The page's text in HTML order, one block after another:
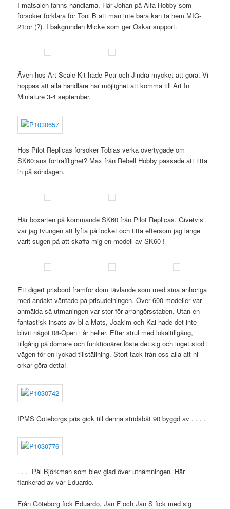
I matsalen fanns handlarna. Här Johan på Alfa Hobby som
försöker förklara för Toni B att man inte bara kan ta hem MIG-
21:or (?). I bakgrunden Micke som ger Oskar support.
Även hos Art Scale Kit hade Petr och Jindra mycket att göra. Vi
hoppas att alla handlare har möjlighet att komma till Art In
Miniature 3-4 september.
Hos Pilot Replicas försöker Tobias verka övertygade om
SK60:ans förträfflighet? Max från Rebell Hobby passade att titta
in på söndagen.
Här boxarten på kommande SK60 från Pilot Replicas. Givetvis
var jag tvungen att lyfta på locket och titta eftersom jag länge
varit sugen på att skaffa mig en modell av SK60 !
Ett digert prisbord framför dom tävlande som med sina anhöriga
med andakt väntade på prisudelningen. Över 600 modeller var
anmälda så utmaningen var stor för arrangörsstaben. Utan en
fantastisk insats av bl a Mats, Joakim och Kai hade det inte
blivit något 08-Open i år heller. Efter strul med lokaltillgång,
tillgång på domare och funktionärer löste det sig och inget stod i
vägen för en lyckad tillställning. Stort tack från oss alla att ni
orkar göra detta!
IPMS Göteborgs pris gick till denna stridsbåt 90 byggd av . . . .
. . . Pål Björkman som blev glad över utnämningen. Här
flankerad av vår Eduardo.
Från Göteborg fick Eduardo, Jan F och Jan S fick med sig